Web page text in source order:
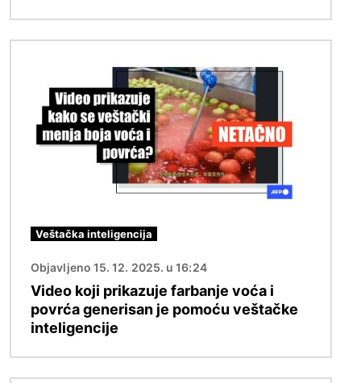
Veštačka inteligencija
Objavljeno 15. 12. 2025. u 16:24
Video koji prikazuje farbanje voća i
povrća generisan je pomoću veštačke
inteligencije